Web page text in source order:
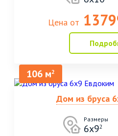
Цена от
106 м2
Дом из бруса
Размеры
6х92